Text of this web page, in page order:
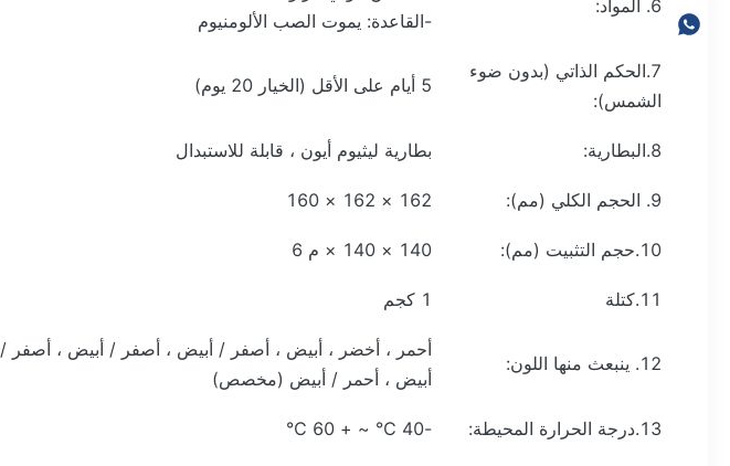
6. المواد:
-القاعدة: يموت الصب الألومنيوم
7.الحكم الذاتي (بدون ضوء
الشمس):
5 أيام على الأقل (الخيار 20 يوم)
8.البطارية: بطارية ليثيوم أيون ، قابلة للاستبدال
9. الحجم الكلي (مم): 162 × 162 × 160
10.حجم التثبيت (مم): 140 × 140 × م 6
11.كتلة 1 كجم
12. ينبعث منها اللون:
أحمر ، أخضر ، أبيض ، أصفر / أبيض ، أصفر / أبيض ، أصفر /
أبيض ، أحمر / أبيض (مخصص)
13.درجة الحرارة المحيطة: -40 ℃ ~ + 60 ℃